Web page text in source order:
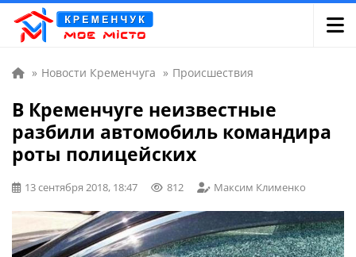
» Новости Кременчуга » Происшествия
В Кременчуге неизвестные
разбили автомобиль командира
роты полицейских
13 сентября 2018, 18:47 812 Максим Клименко